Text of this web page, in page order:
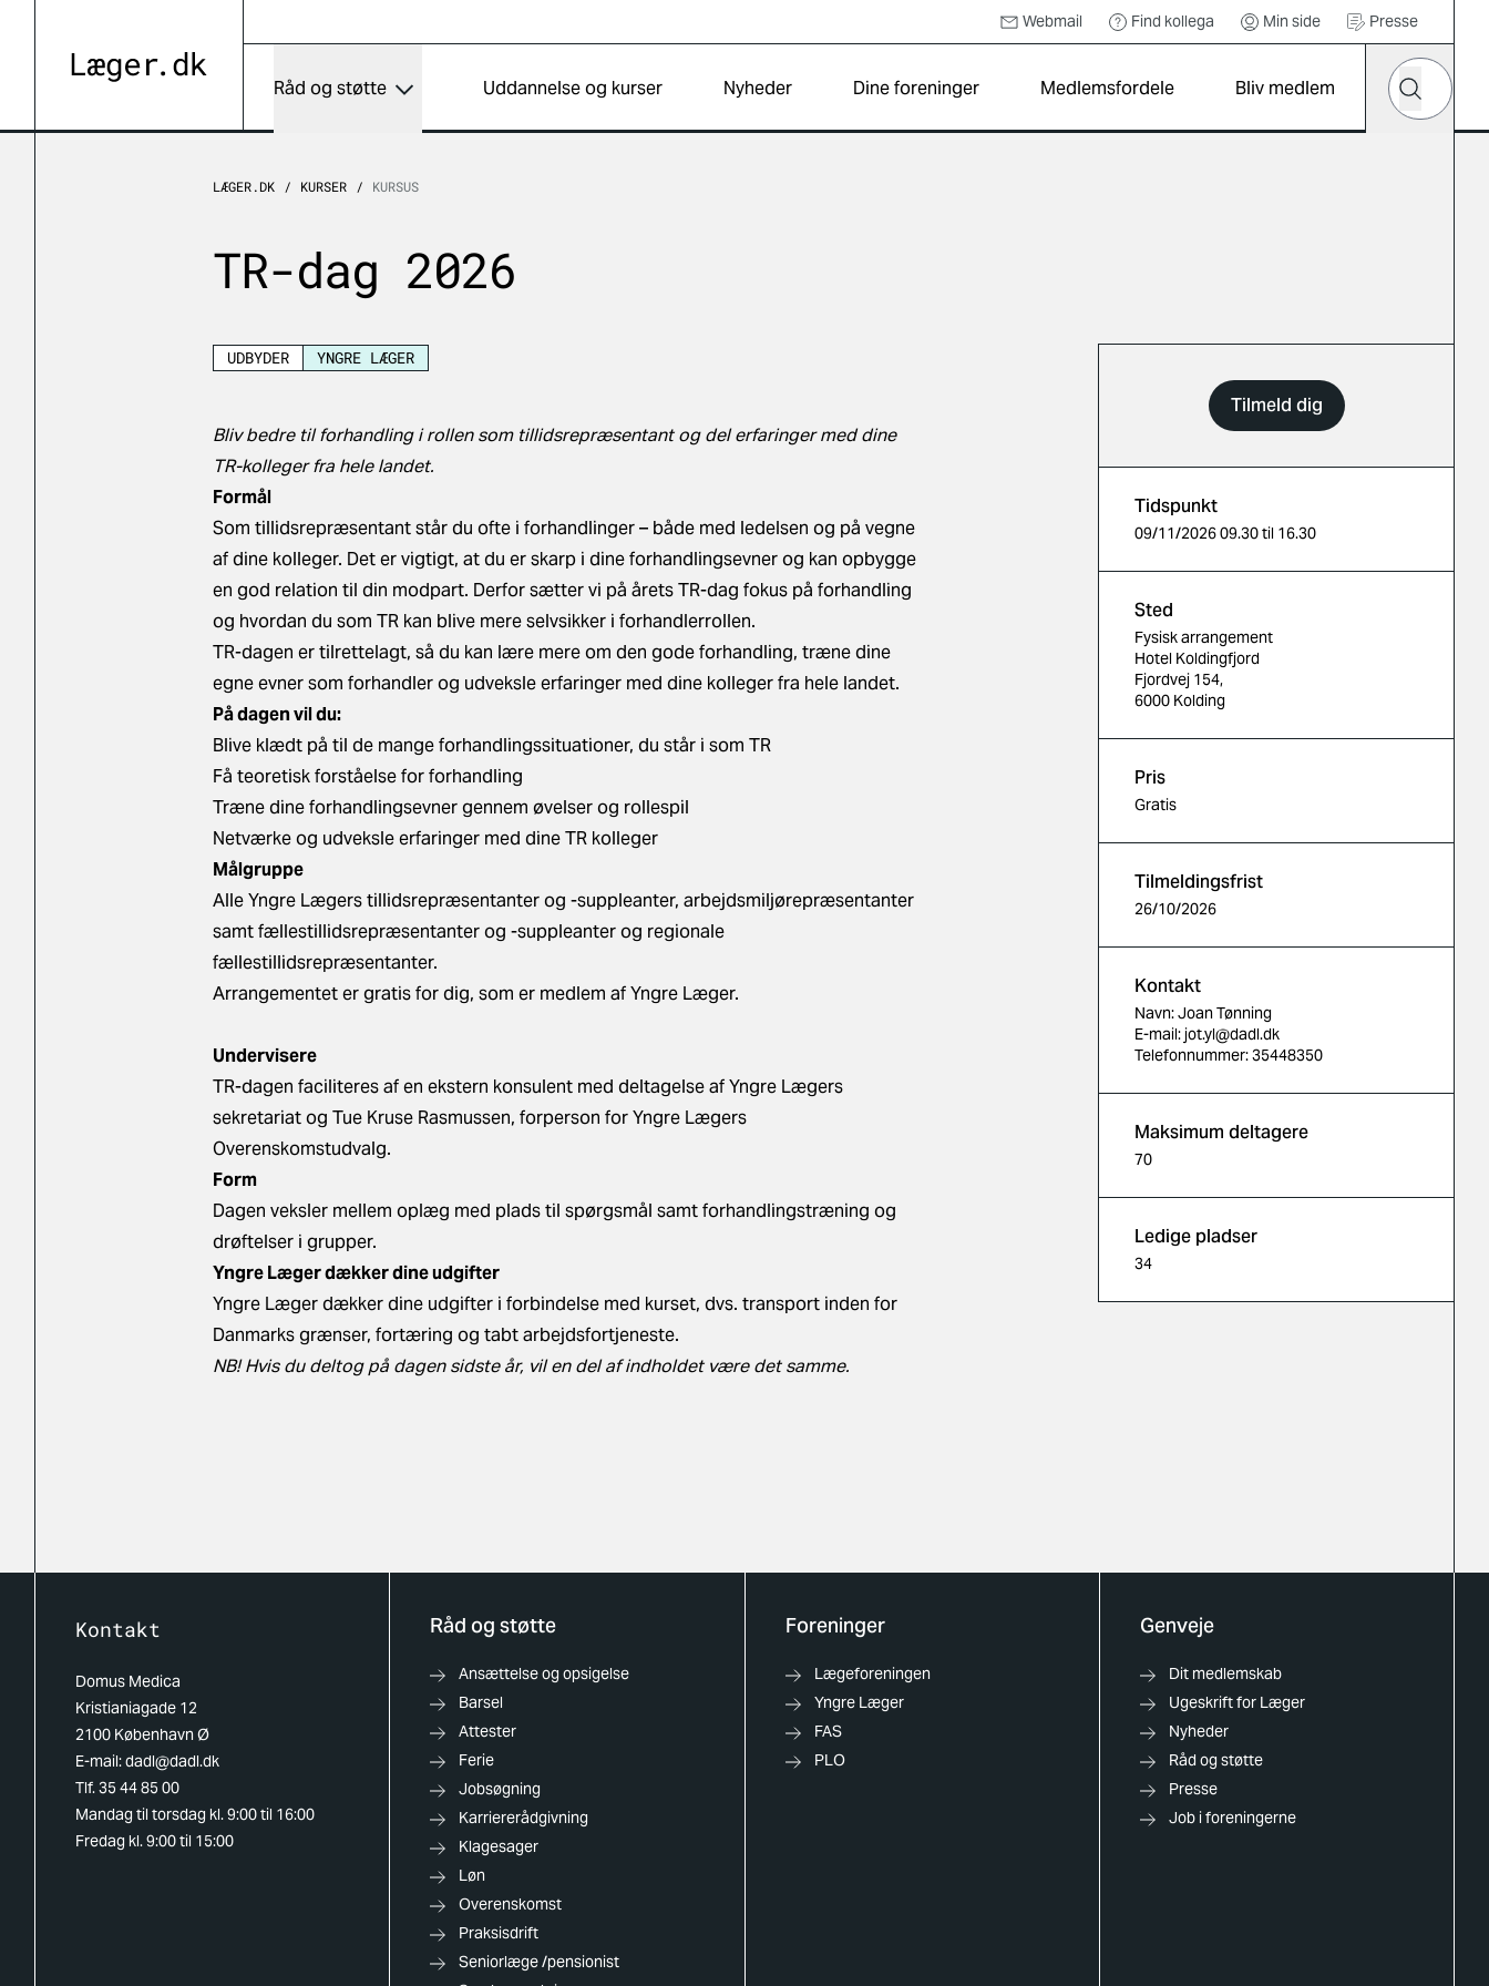
Webmail Find kollega Min side Presse
Råd og støtte Uddannelse og kurser Nyheder Dine foreninger Medlemsfordele Bliv medlem
Hvad leder
Søg
LÆGER.DK KURSER KURSUS
TR-dag 2026
UDBYDER YNGRE LÆGER
Bliv bedre til forhandling i rollen som tillidsrepræsentant og del erfaringer med dine
TR-kolleger fra hele landet.
Formål
Som tillidsrepræsentant står du ofte i forhandlinger – både med ledelsen og på vegne
af dine kolleger. Det er vigtigt, at du er skarp i dine forhandlingsevner og kan opbygge
en god relation til din modpart. Derfor sætter vi på årets TR-dag fokus på forhandling
og hvordan du som TR kan blive mere selvsikker i forhandlerrollen.
TR-dagen er tilrettelagt, så du kan lære mere om den gode forhandling, træne dine
egne evner som forhandler og udveksle erfaringer med dine kolleger fra hele landet.
På dagen vil du:
Blive klædt på til de mange forhandlingssituationer, du står i som TR
Få teoretisk forståelse for forhandling
Træne dine forhandlingsevner gennem øvelser og rollespil
Netværke og udveksle erfaringer med dine TR kolleger
Målgruppe
Alle Yngre Lægers tillidsrepræsentanter og -suppleanter, arbejdsmiljørepræsentanter
samt fællestillidsrepræsentanter og -suppleanter og regionale
fællestillidsrepræsentanter.
Arrangementet er gratis for dig, som er medlem af Yngre Læger.
Undervisere
TR-dagen faciliteres af en ekstern konsulent med deltagelse af Yngre Lægers
sekretariat og Tue Kruse Rasmussen, forperson for Yngre Lægers
Overenskomstudvalg.
Form
Dagen veksler mellem oplæg med plads til spørgsmål samt forhandlingstræning og
drøftelser i grupper.
Yngre Læger dækker dine udgifter
Yngre Læger dækker dine udgifter i forbindelse med kurset, dvs. transport inden for
Danmarks grænser, fortæring og tabt arbejdsfortjeneste.
NB! Hvis du deltog på dagen sidste år, vil en del af indholdet være det samme.
Tilmeld dig
Tidspunkt
09/11/2026 09.30 til 16.30
Sted
Fysisk arrangement
Hotel Koldingfjord
Fjordvej 154,
6000 Kolding
Pris
Gratis
Tilmeldingsfrist
26/10/2026
Kontakt
Navn: Joan Tønning
E-mail: jot.yl@dadl.dk
Telefonnummer: 35448350
Maksimum deltagere
70
Ledige pladser
34
Kontakt
Domus Medica
Kristianiagade 12
2100 København Ø
E-mail:dadl@dadl.dk
Tlf. 35 44 85 00
Mandag til torsdag kl. 9:00 til 16:00
Fredag kl. 9:00 til 15:00
Råd og støtte
Ansættelse og opsigelse
Barsel
Attester
Ferie
Jobsøgning
Karriererådgivning
Klagesager
Løn
Overenskomst
Praksisdrift
Seniorlæge /pensionist
Foreninger
Lægeforeningen
Yngre Læger
FAS
PLO
Genveje
Dit medlemskab
Ugeskrift for Læger
Nyheder
Råd og støtte
Presse
Job i foreningerne